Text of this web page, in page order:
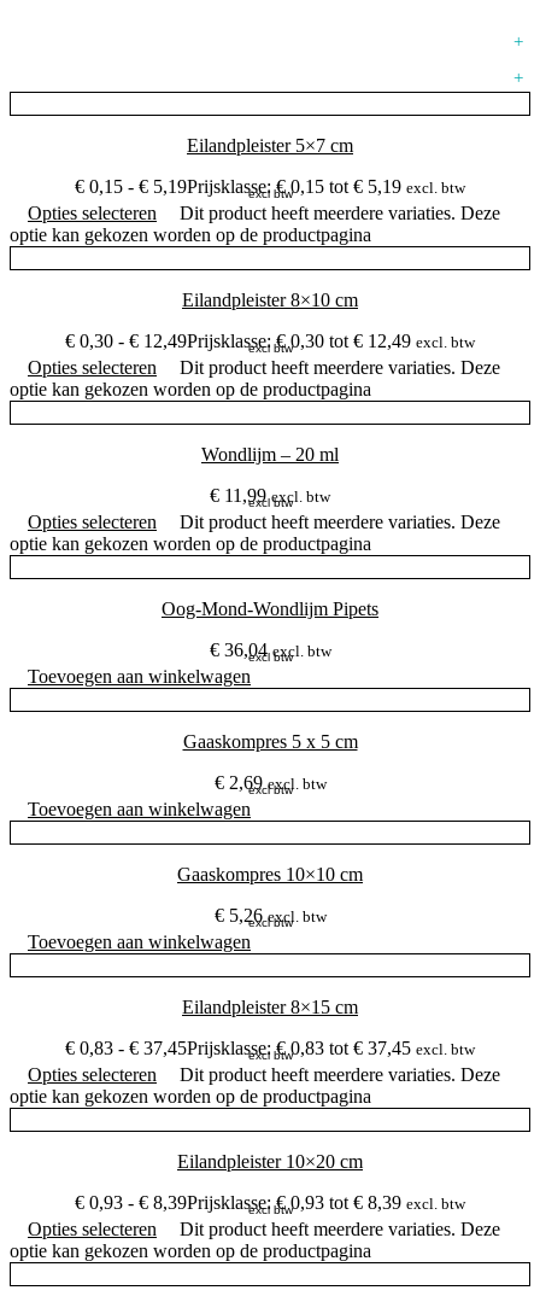
+
+
Eilandpleister 5×7 cm
€ 0,15 - € 5,19Prijsklasse: € 0,15 tot € 5,19 excl. btw
excl btw
Opties selecteren
Dit product heeft meerdere variaties. Deze
optie kan gekozen worden op de productpagina
Eilandpleister 8×10 cm
€ 0,30 - € 12,49Prijsklasse: € 0,30 tot € 12,49 excl. btw
excl btw
Opties selecteren
Dit product heeft meerdere variaties. Deze
optie kan gekozen worden op de productpagina
Wondlijm – 20 ml
€ 11,99 excl. btw
excl btw
Opties selecteren
Dit product heeft meerdere variaties. Deze
optie kan gekozen worden op de productpagina
Oog-Mond-Wondlijm Pipets
€36,04 excl. btw
excl btw
Toevoegen aan winkelwagen
Gaaskompres 5 x 5 cm
€2,69 excl. btw
excl btw
Toevoegen aan winkelwagen
Gaaskompres 10×10 cm
€5,26 excl. btw
excl btw
Toevoegen aan winkelwagen
Eilandpleister 8×15 cm
€ 0,83 - € 37,45Prijsklasse: € 0,83 tot € 37,45 excl. btw
excl btw
Opties selecteren
Dit product heeft meerdere variaties. Deze
optie kan gekozen worden op de productpagina
Eilandpleister 10×20 cm
€ 0,93 - € 8,39Prijsklasse: € 0,93 tot € 8,39 excl. btw
excl btw
Opties selecteren
Dit product heeft meerdere variaties. Deze
optie kan gekozen worden op de productpagina